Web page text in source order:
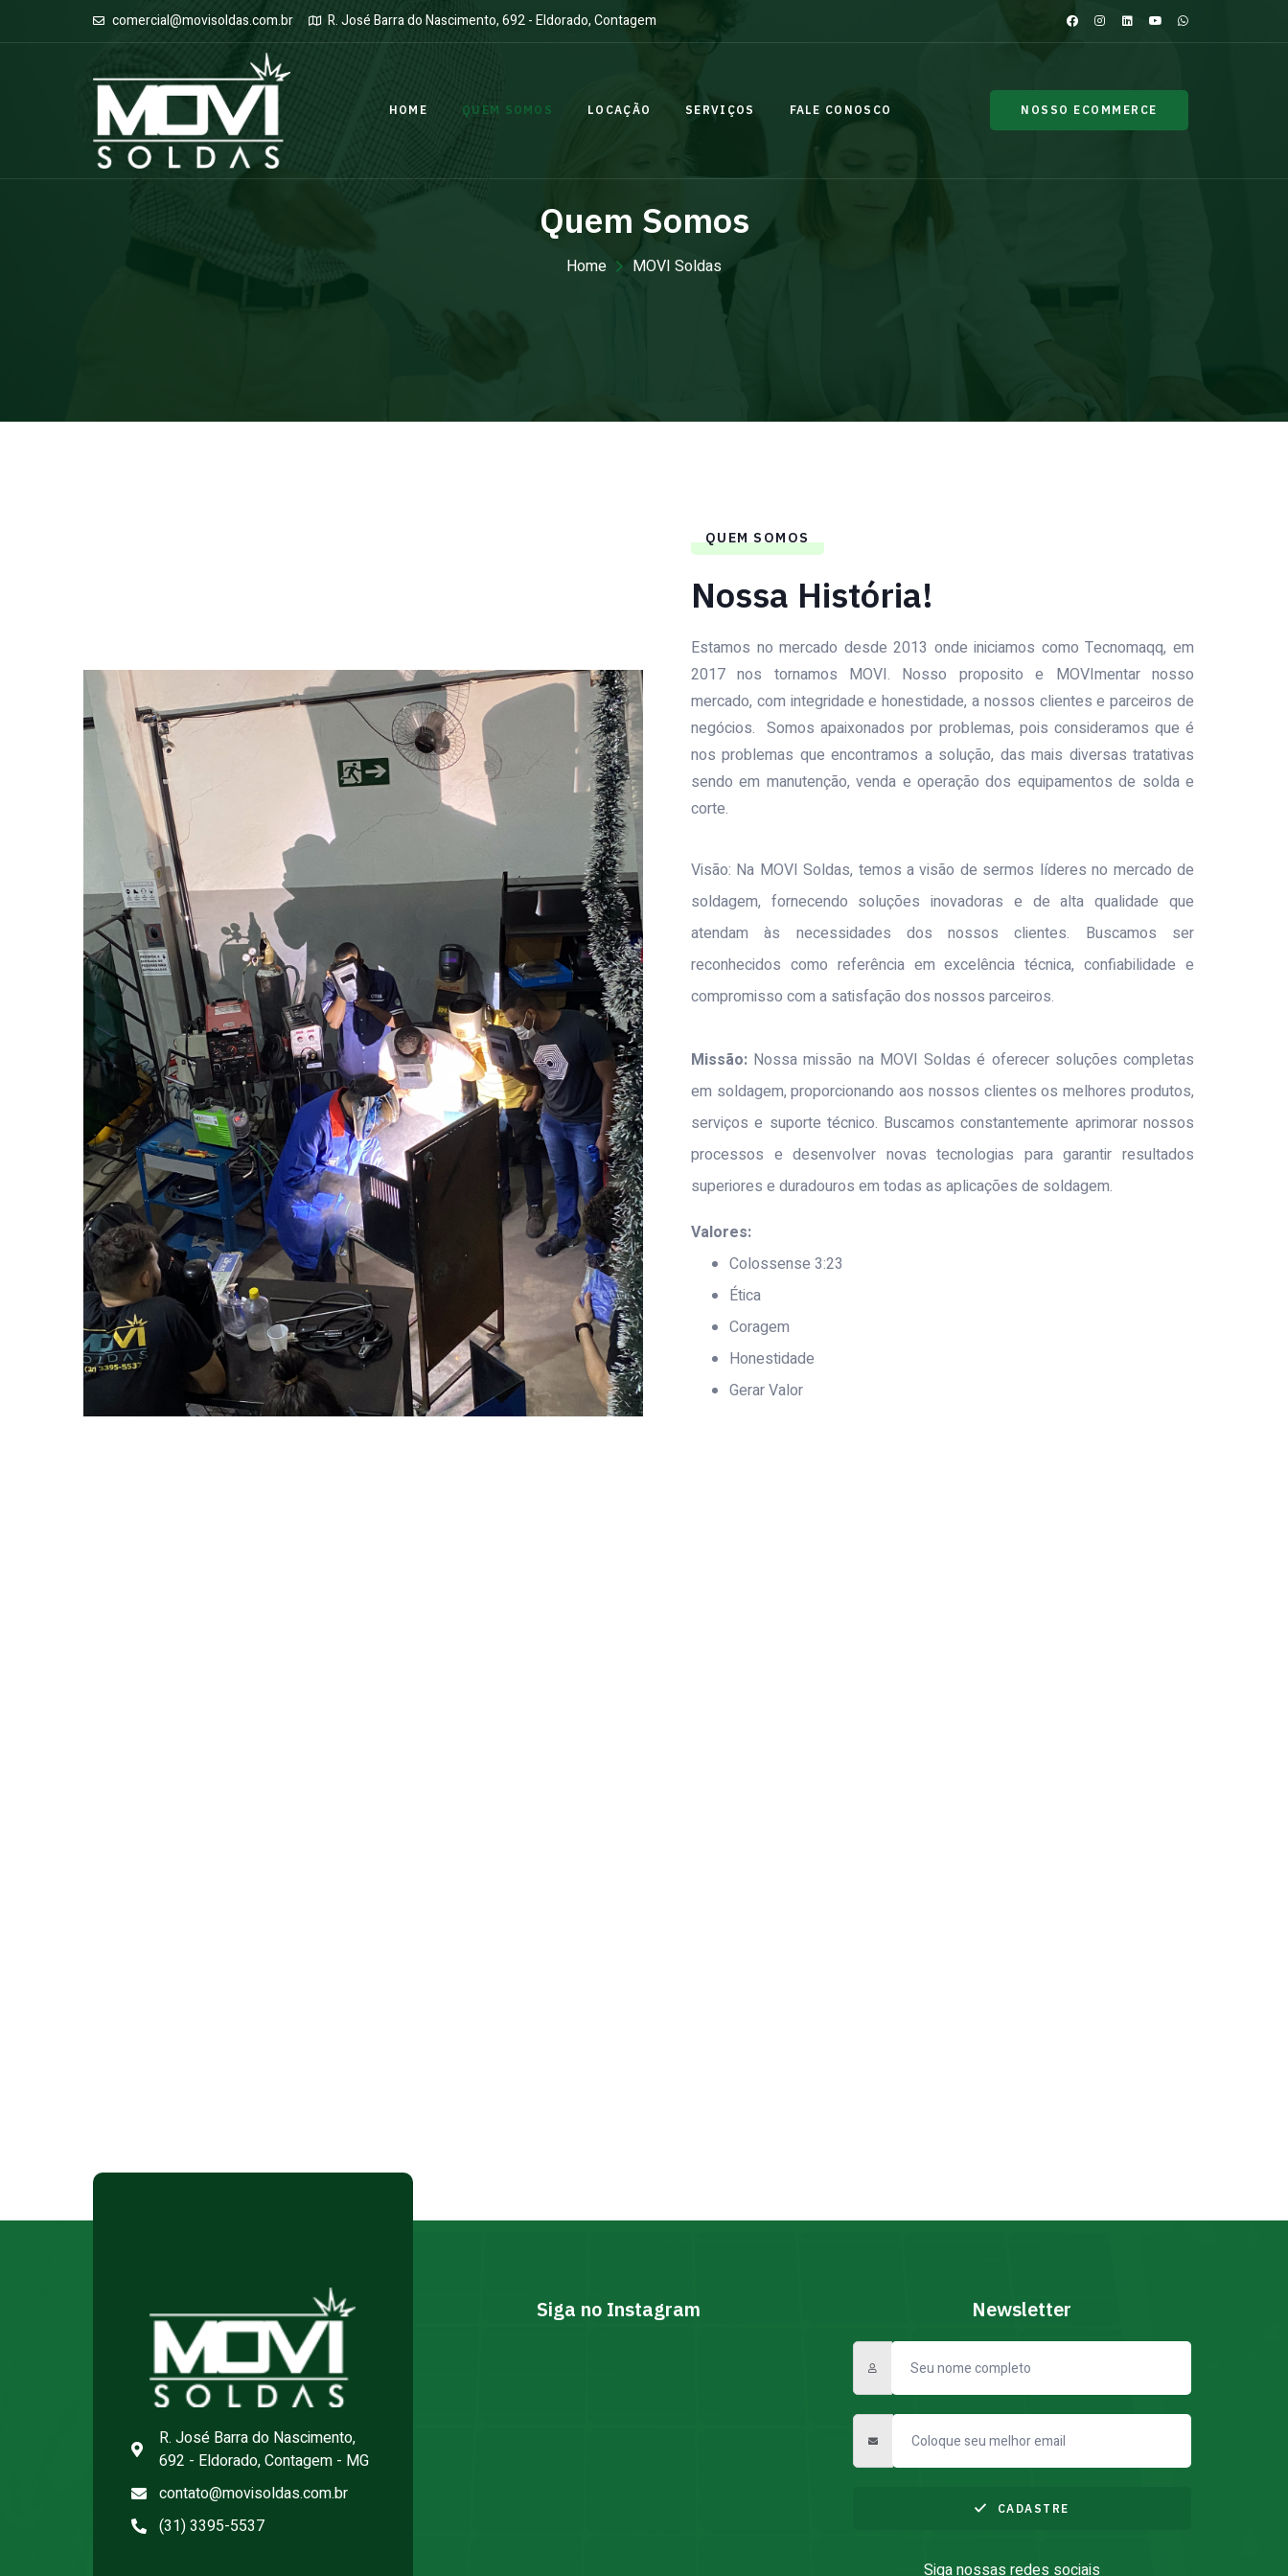
comercial@movisoldas.com.br R. José Barra do Nascimento, 692 - Eldorado, Contagem
HOME QUEM SOMOS LOCAÇÃO SERVIÇOS FALE CONOSCO NOSSO ECOMMERCE
Quem Somos
Home MOVI Soldas
QUEM SOMOS
Nossa História!
Estamos no mercado desde 2013 onde iniciamos como Tecnomaqq, em
2017 nos tornamos MOVI. Nosso proposito e MOVImentar nosso
mercado, com integridade e honestidade, a nossos clientes e parceiros de
negócios. Somos apaixonados por problemas, pois consideramos que é
nos problemas que encontramos a solução, das mais diversas tratativas
sendo em manutenção, venda e operação dos equipamentos de solda e
corte.
Visão: Na MOVI Soldas, temos a visão de sermos líderes no mercado de
soldagem, fornecendo soluções inovadoras e de alta qualidade que
atendam às necessidades dos nossos clientes. Buscamos ser
reconhecidos como referência em excelência técnica, confiabilidade e
compromisso com a satisfação dos nossos parceiros.
Missão:Nossa missão na MOVI Soldas é oferecer soluções completas
em soldagem, proporcionando aos nossos clientes os melhores produtos,
serviços e suporte técnico. Buscamos constantemente aprimorar nossos
processos e desenvolver novas tecnologias para garantir resultados
superiores e duradouros em todas as aplicações de soldagem.
Valores:
Colossense 3:23
Ética
Coragem
Honestidade
Gerar Valor
R. José Barra do Nascimento,
692 - Eldorado, Contagem - MG
contato@movisoldas.com.br
(31) 3395-5537
Siga no Instagram Newsletter
CADASTRE
Siga nossas redes sociais